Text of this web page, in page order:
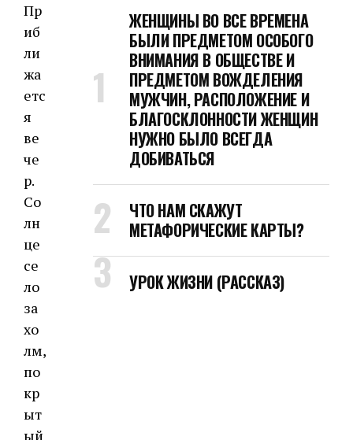
Пр
иб
ли
жа
етс
я
ве
че
р.
Со
лн
це
се
ло
за
хо
лм,
по
кр
ыт
ый
ЖЕНЩИНЫ ВО ВСЕ ВРЕМЕНА
БЫЛИ ПРЕДМЕТОМ ОСОБОГО
ВНИМАНИЯ В ОБЩЕСТВЕ И
ПРЕДМЕТОМ ВОЖДЕЛЕНИЯ
МУЖЧИН, РАСПОЛОЖЕНИЕ И
БЛАГОСКЛОННОСТИ ЖЕНЩИН
НУЖНО БЫЛО ВСЕГДА
ДОБИВАТЬСЯ
ЧТО НАМ СКАЖУТ
МЕТАФОРИЧЕСКИЕ КАРТЫ?
УРОК ЖИЗНИ (РАССКАЗ)